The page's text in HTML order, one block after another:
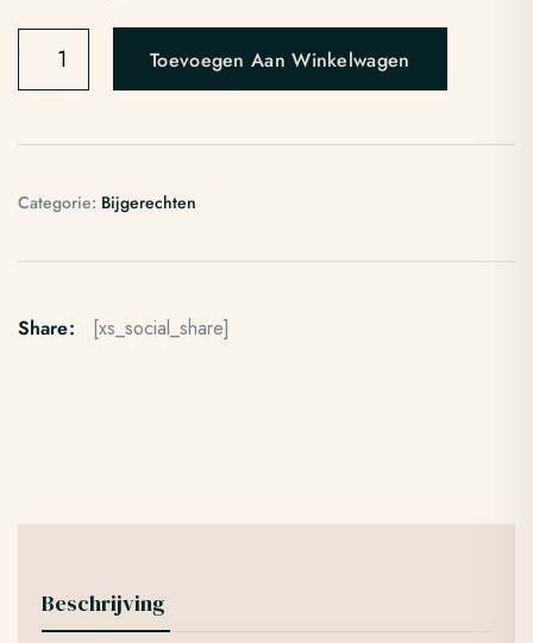
Toevoegen Aan Winkelwagen
Categorie: Bijgerechten
Share: [xs_social_share]
Beschrijving